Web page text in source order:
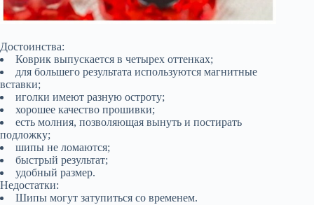
Достоинства:
Коврик выпускается в четырех оттенках;
для большего результата используются магнитные
вставки;
иголки имеют разную остроту;
хорошее качество прошивки;
есть молния, позволяющая вынуть и постирать
подложку;
шипы не ломаются;
быстрый результат;
удобный размер.
Недостатки:
Шипы могут затупиться со временем.